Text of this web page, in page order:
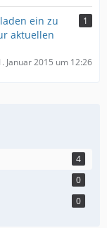
ein zu
aktuellen
1
Januar 2015 um 12:26
4
0
0